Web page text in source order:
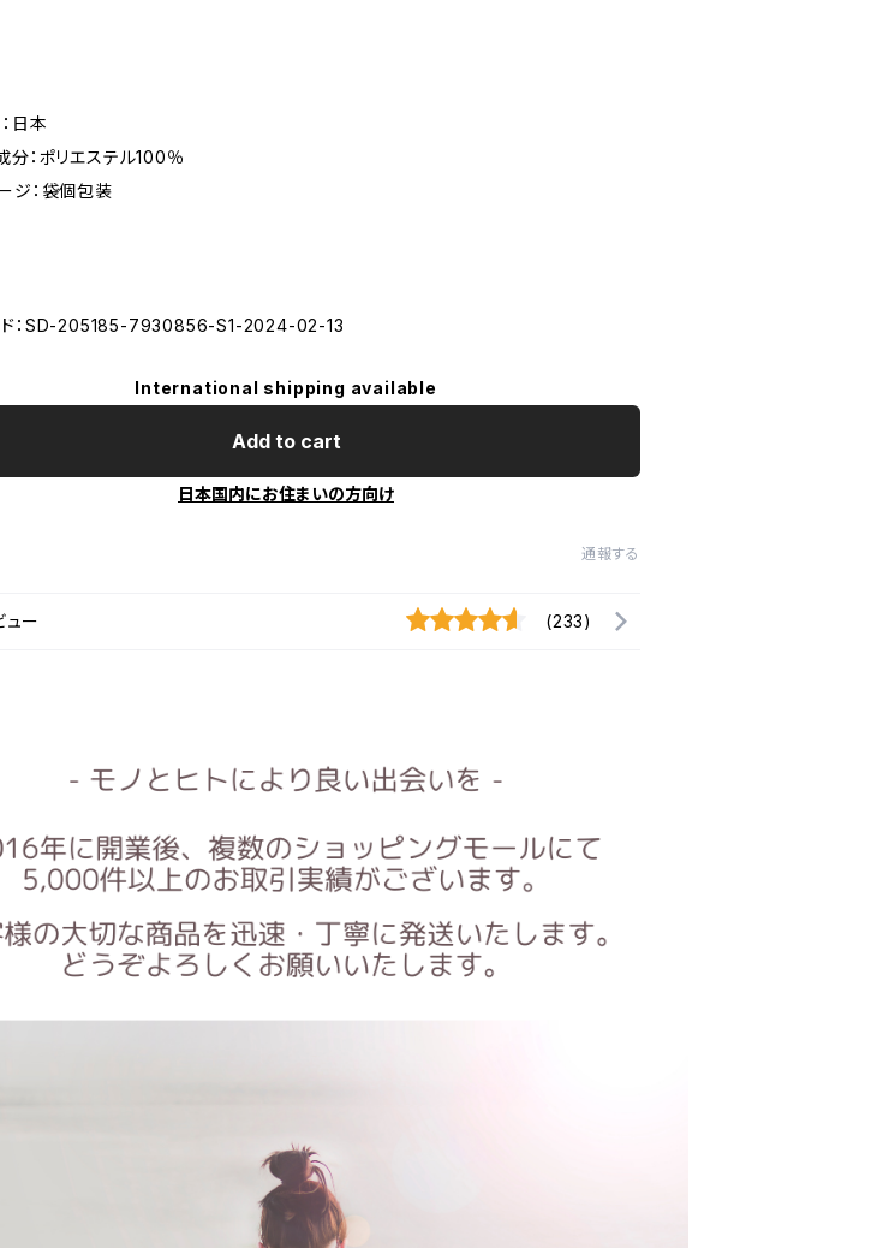
日本
分：ポリエステル100％
ジ：袋個包装
ド：SD-205185-7930856-S1-2024-02-13
International shipping available
Add to cart
日本国内にお住まいの方向け
通報する
ュー (233)